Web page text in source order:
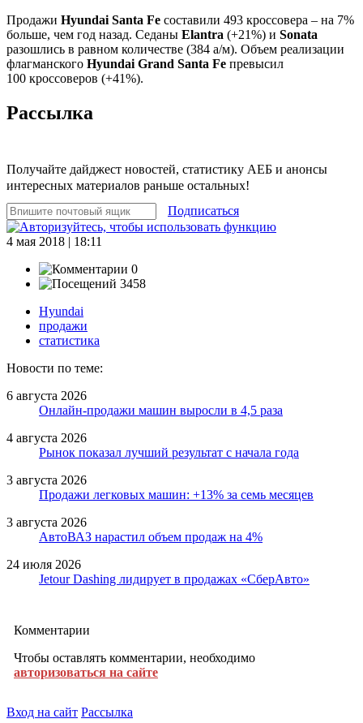
Продажи Hyundai Santa Fe составили 493 кроссовера – на 7%
больше, чем год назад. Седаны Elantra (+21%) и Sonata
разошлись в равном количестве (384 а/м). Объем реализации
флагманского Hyundai Grand Santa Fe превысил
100 кроссоверов (+41%).
Рассылка
Получайте дайджест новостей, статистику АЕБ и анонсы
интересных материалов раньше остальных!
Подписаться
4 мая 2018 | 18:11
0
3458
Hyundai
продажи
статистика
Новости по теме:
6 августа 2026
Онлайн-продажи машин выросли в 4,5 раза
4 августа 2026
Рынок показал лучший результат с начала года
3 августа 2026
Продажи легковых машин: +13% за семь месяцев
3 августа 2026
АвтоВАЗ нарастил объем продаж на 4%
24 июля 2026
Jetour Dashing лидирует в продажах «СберАвто»
Комментарии
Чтобы оставлять комментарии, необходимо
авторизоваться на сайте
Вход на сайт Рассылка